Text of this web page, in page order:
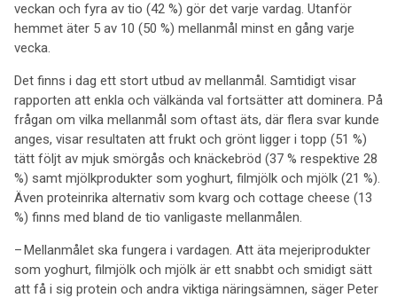
veckan och fyra av tio (42 %) gör det varje vardag. Utanför
hemmet äter 5 av 10 (50 %) mellanmål minst en gång varje
vecka.
Det finns i dag ett stort utbud av mellanmål. Samtidigt visar
rapporten att enkla och välkända val fortsätter att dominera. På
frågan om vilka mellanmål som oftast äts, där flera svar kunde
anges, visar resultaten att frukt och grönt ligger i topp (51 %)
tätt följt av mjuk smörgås och knäckebröd (37 % respektive 28
%) samt mjölkprodukter som yoghurt, filmjölk och mjölk (21 %).
Även proteinrika alternativ som kvarg och cottage cheese (13
%) finns med bland de tio vanligaste mellanmålen.
– Mellanmålet ska fungera i vardagen. Att äta mejeriprodukter
som yoghurt, filmjölk och mjölk är ett snabbt och smidigt sätt
att få i sig protein och andra viktiga näringsämnen, säger Peter